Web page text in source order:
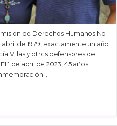
de Derechos Humanos No
de 1979, exactamente un año
Villas y otros defensores de
1 de abril de 2023, 45 años
…